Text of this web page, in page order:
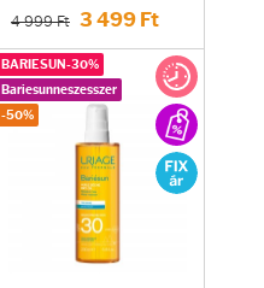
4 999 Ft 3 499 Ft
BARIESUN-30%
Bariesunneszesszer
-50%